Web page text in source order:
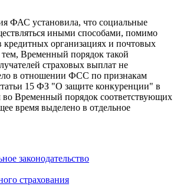
ФАС установила, что социальные
иными способами, помимо
кредитных организациях и почтовых
Временный порядок такой
страховых выплат не
в отношении ФСС по признакам
15 ФЗ "О защите конкуренции" в
во Временный порядок соответствующих
время выделено в отдельное
законодательство
страхования